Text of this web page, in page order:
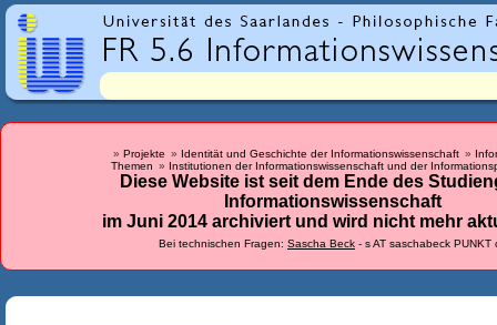
r
l
a
n
F
Projekte Identität und Geschichte der Informationswissenschaft
Themen
Institutionen der Informationswissenschaft und der
Diese Website ist seit dem Ende des
Informationswissenschaft
im Juni 2014 archiviert und wird nicht mehr
Bei technischen Fragen: Sascha Beck - s AT saschabeck PUNKT